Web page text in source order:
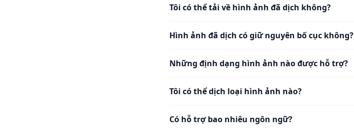
Tôi có thể tải về hình ảnh đã dịch không?
Hình ảnh đã dịch có giữ nguyên bố cục không?
Những định dạng hình ảnh nào được hỗ trợ?
Tôi có thể dịch loại hình ảnh nào?
Có hỗ trợ bao nhiêu ngôn ngữ?